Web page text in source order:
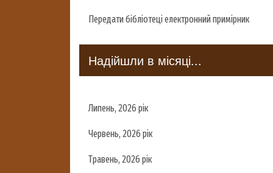
Передати бібліотеці електронний примірник
Надійшли в місяці...
Липень, 2026 рік
Червень, 2026 рік
Травень, 2026 рік